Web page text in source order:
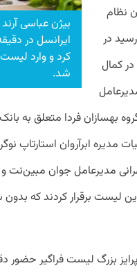
بیژن عباسی
کرد و وارد
شد.
نظام
در
کمال
بهسازان فردا متعلق به
مدیره ابرآروان استارتاپ
مدیرعامل جوان مبین‌نت و
لیست برقرار کردند که
بزرگ لیست فراگیر حضور